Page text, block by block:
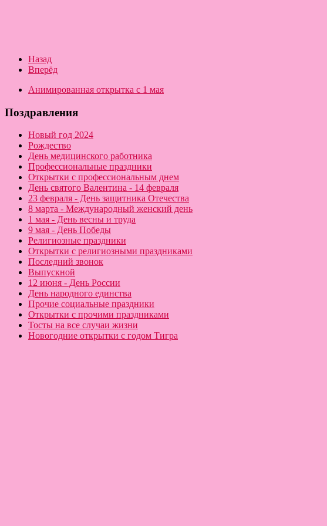
Назад
Вперёд
Анимированная открытка с 1 мая
Поздравления
Новый год 2024
Рождество
День медицинского работника
Профессиональные праздники
Открытки с профессиональным днем
День святого Валентина - 14 февраля
23 февраля - День защитника Отечества
8 марта - Международный женский день
1 мая - День весны и труда
9 мая - День Победы
Религиозные праздники
Открытки с религиозными праздниками
Последний звонок
Выпускной
12 июня - День России
День народного единства
Прочие социальные праздники
Открытки с прочими праздниками
Тосты на все случаи жизни
Новогодние открытки с годом Тигра